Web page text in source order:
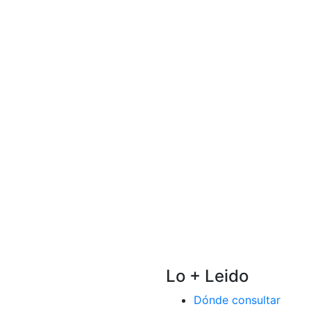
Lo + Leido
Dónde consultar